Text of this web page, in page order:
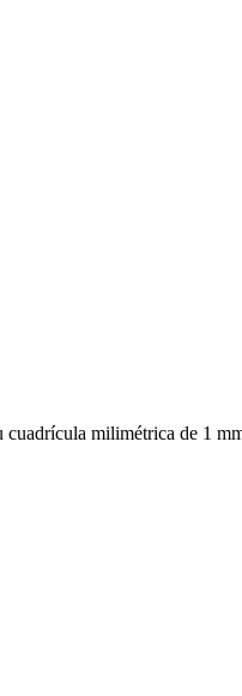
milimétrica de 1